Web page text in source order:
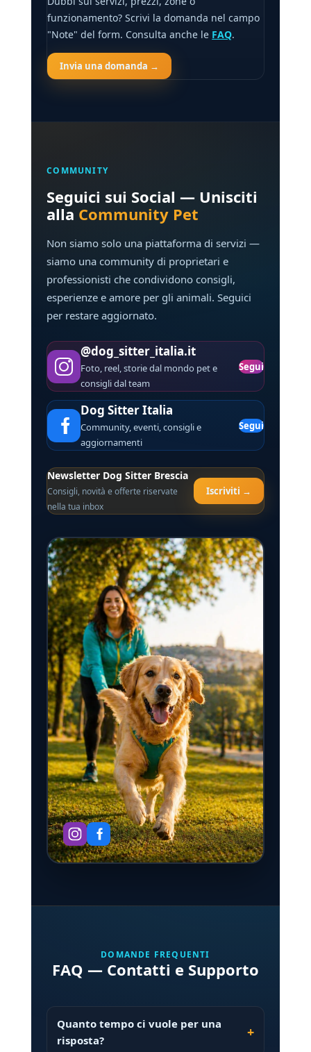
funzionamento? Scrivi la domanda nel campo
"Note" del form. Consulta anche le FAQ.
Invia una domanda →
COMMUNITY
Seguici sui Social — Unisciti
alla Community Pet
Non siamo solo una piattaforma di servizi —
siamo una community di proprietari e
professionisti che condividono consigli,
esperienze e amore per gli animali. Seguici
per restare aggiornato.
@dog_sitter_italia.it
Foto, reel, storie dal mondo pet e
consigli dal team
Segui
Dog Sitter Italia
Community, eventi, consigli e
aggiornamenti
Segui
Newsletter Dog Sitter Brescia
Consigli, novità e offerte riservate
nella tua inbox
Iscriviti →
DOMANDE FREQUENTI
FAQ — Contatti e Supporto
Quanto tempo ci vuole per una
risposta?